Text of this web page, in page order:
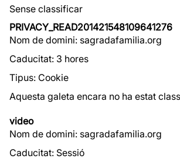
Sense classificar
PRIVACY_READ201421548109641276
Nom de domini: sagradafamilia.org
Caducitat: 3 hores
Tipus: Cookie
Aquesta galeta encara no ha estat
video
Nom de domini: sagradafamilia.org
Caducitat: Sessió